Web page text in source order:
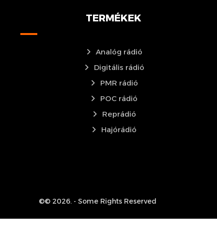
TERMÉKEK
Analóg rádió
Digitális rádió
PMR rádió
POC rádió
Reprádió
Hajórádió
©© 2026. - Some Rights Reserved